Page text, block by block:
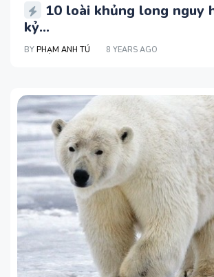
10 loài khủng long nguy
kỷ...
BY PHẠM ANH TÚ 8 YEARS AGO